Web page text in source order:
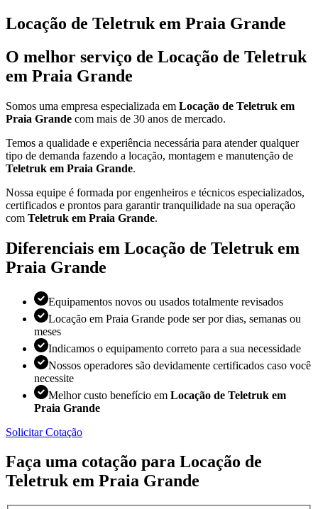
Locação de Teletruk em Praia Grande
O melhor serviço de Locação de Teletruk
em Praia Grande
Somos uma empresa especializada em Locação de Teletruk em
Praia Grande com mais de 30 anos de mercado.
Temos a qualidade e experiência necessária para atender qualquer
tipo de demanda fazendo a locação, montagem e manutenção de
Teletruk em Praia Grande.
Nossa equipe é formada por engenheiros e técnicos especializados,
certificados e prontos para garantir tranquilidade na sua operação
com Teletruk em Praia Grande.
Diferenciais em Locação de Teletruk em
Praia Grande
Equipamentos novos ou usados totalmente revisados
Locação em Praia Grande pode ser por dias, semanas ou
meses
Indicamos o equipamento correto para a sua necessidade
Nossos operadores são devidamente certificados caso você
necessite
Melhor custo benefício em Locação de Teletruk em
Praia Grande
Solicitar Cotação
Faça uma cotação para Locação de
Teletruk em Praia Grande